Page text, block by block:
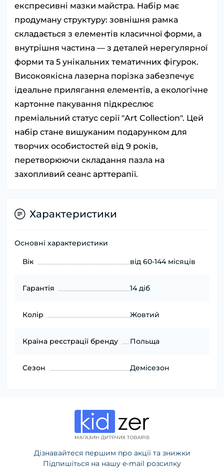
експресивні мазки майстра. Набір має
продуману структуру: зовнішня рамка
складається з елементів класичної форми, а
внутрішня частина — з деталей нерегулярної
форми та 5 унікальних тематичних фігурок.
Високоякісна лазерна порізка забезпечує
ідеальне прилягання елементів, а екологічне
картонне пакування підкреслює
преміальний статус серії "Art Collection". Цей
набір стане вишуканим подарунком для
творчих особистостей від 9 років,
перетворюючи складання пазла на
захопливий сеанс арттерапії.
Характеристики
Основні характеристики
Вік від 60-144 місяців
Гарантія 14 діб
Колір Жовтий
Країна реєстрації бренду Польща
Сезон Демісезон
Дізнавайтеся першим про акції та знижки
Підпишіться на нашу e-mail розсилку